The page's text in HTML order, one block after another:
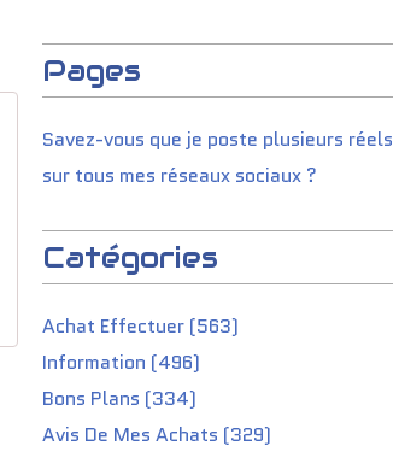
Pages
Savez-vous que je poste plusieurs réels
sur tous mes réseaux sociaux ?
Catégories
Achat Effectuer (563)
Information (496)
Bons Plans (334)
Avis De Mes Achats (329)